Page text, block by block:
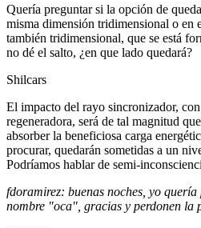
Quería preguntar si la opción de
misma dimensión tridimensional o en
también tridimensional, que se está
no dé el salto, ¿en que lado quedará?
Shilcars
El impacto del rayo sincronizador,
regeneradora, será de tal magnitud
absorber la beneficiosa carga
procurar, quedarán sometidas a un
Podríamos hablar de semi-
fdoramirez: buenas noches, yo
nombre "oca", gracias y perdonen la